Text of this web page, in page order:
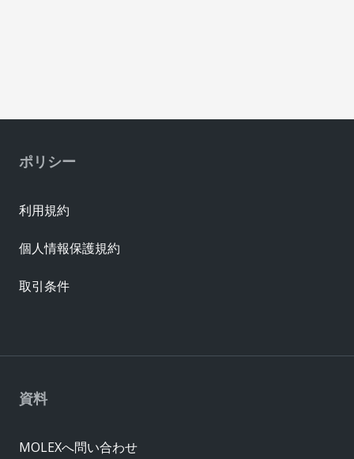
資料
MOLEXへ問い合わせ
ポリシー
利用規約
個人情報保護規約
取引条件